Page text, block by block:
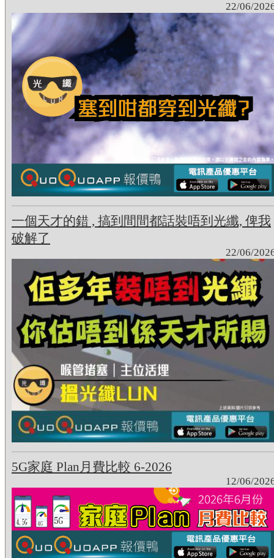
22/06/
一個天才的錯 , 搞到間間都話裝唔到光纖, 俾我
破解了
22/06/
5G家庭 Plan月費比較 6-2026
12/06/